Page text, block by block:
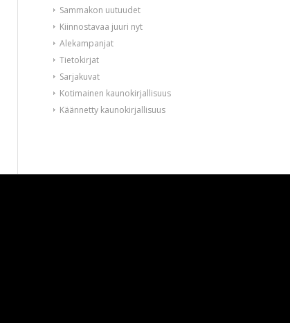
Sammakon uutuudet
Kiinnostavaa juuri nyt
Alekampanjat
Tietokirjat
Sarjakuvat
Kotimainen kaunokirjallisuus
Käännetty kaunokirjallisuus